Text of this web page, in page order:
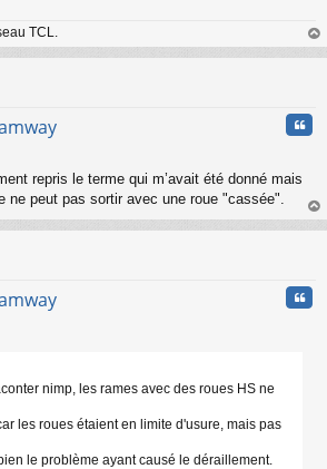
TCL.
au
repris le terme qui m’avait été donné mais
ne peut pas sortir avec une roue "cassée".
au
nimp, les rames avec des roues HS ne
les roues étaient en limite d'usure, mais pas
le problème ayant causé le déraillement.